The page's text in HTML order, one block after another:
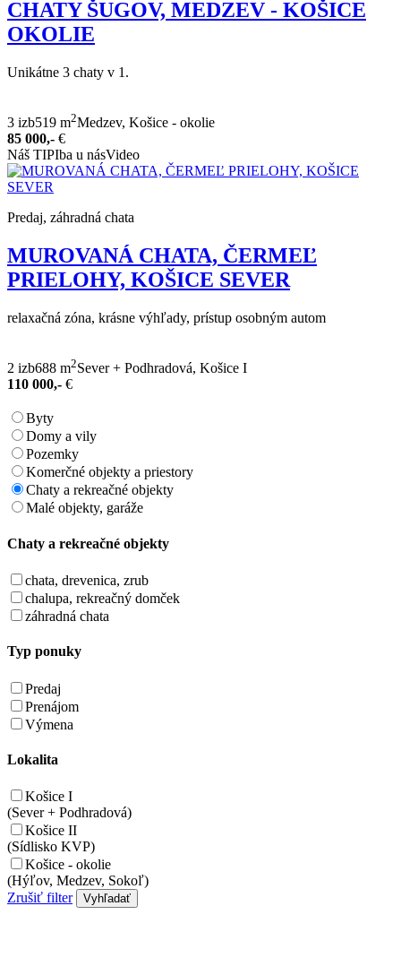
CHATY ŠUGOV, MEDZEV - KOŠICE
OKOLIE
Unikátne 3 chaty v 1.
3 izb519 m2Medzev, Košice - okolie
85 000,- €
Náš TIPIba u násVideo
Predaj, záhradná chata
MUROVANÁ CHATA, ČERMEĽ
PRIELOHY, KOŠICE SEVER
relaxačná zóna, krásne výhľady, prístup osobným autom
2 izb688 m2Sever + Podhradová, Košice I
110 000,- €
Byty
Domy a vily
Pozemky
Komerčné objekty a priestory
Chaty a rekreačné objekty
Malé objekty, garáže
Chaty a rekreačné objekty
chata, drevenica, zrub
chalupa, rekreačný domček
záhradná chata
Typ ponuky
Predaj
Prenájom
Výmena
Lokalita
Košice I
(Sever + Podhradová)
Košice II
(Sídlisko KVP)
Košice - okolie
(Hýľov, Medzev, Sokoľ)
Zrušiť filter
Vyhľadať